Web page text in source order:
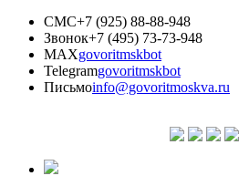
СМС+7 (925) 88-88-948
Звонок+7 (495) 73-73-948
MAXgovoritmskbot
Telegramgovoritmskbot
Письмоinfo@govoritmoskva.ru